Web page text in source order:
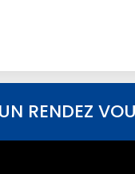
RENDEZ